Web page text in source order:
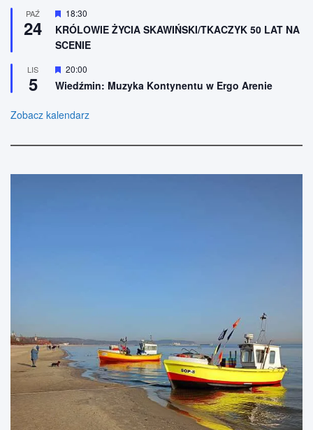
eż
n
i
o
e
PAŹ
24
W
y
r
ó
n
i
o
e
18:30
KRÓLOWIE ŻYCIA SKAWIŃSKI/TKACZYK 50 LAT NA
SCENIE
LIS
5
W
y
r
ż
o
20:00
Wiedźmin: Muzyka Kontynentu w Ergo Arenie
Zobacz kalendarz